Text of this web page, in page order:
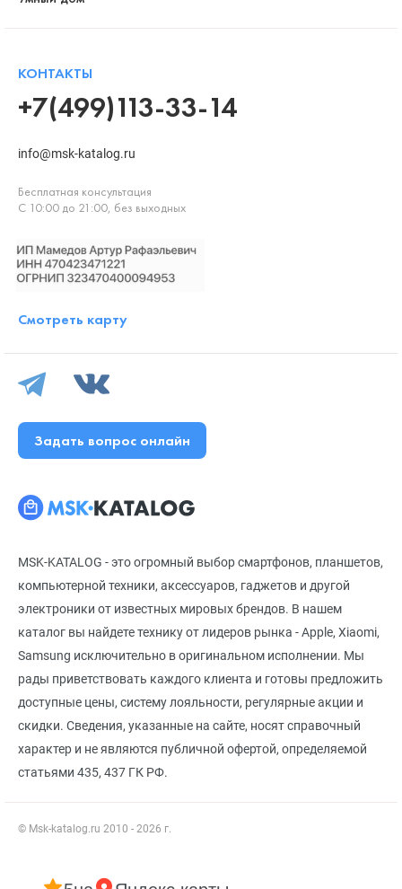
MSK-KATALOG - это огромный выбор смартфонов, планшетов,
компьютерной техники, аксессуаров, гаджетов и другой
электроники от известных мировых брендов. В нашем
каталог вы найдете технику от лидеров рынка - Apple, Xiaomi,
Samsung исключительно в оригинальном исполнении. Мы
рады приветствовать каждого клиента и готовы предложить
доступные цены, систему лояльности, регулярные акции и
скидки. Сведения, указанные на сайте, носят справочный
характер и не являются публичной офертой, определяемой
статьями 435, 437 ГК РФ.
© Msk-katalog.ru 2010 - 2026 г.
КОНТАКТЫ
+7(499)113-33-14
info@msk-katalog.ru
Бесплатная консультация
С 10:00 до 21:00, без выходных
Смотреть карту
Задать вопрос онлайн